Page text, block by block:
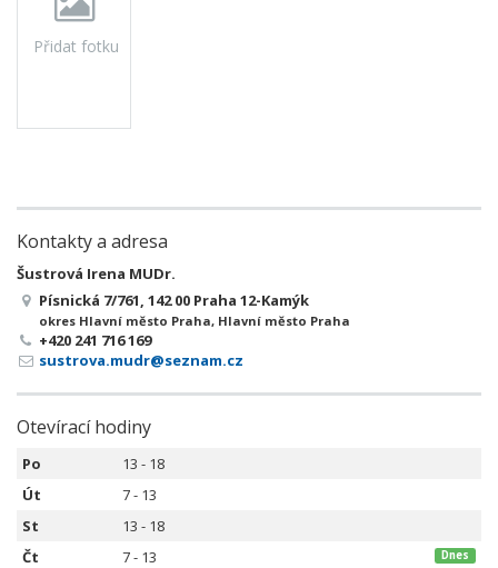
Přidat fotku
Kontakty a adresa
Šustrová Irena MUDr.
Písnická 7/761, 142 00 Praha 12-Kamýk
okres Hlavní město Praha, Hlavní město Praha
+420 241 716 169
sustrova.mudr@seznam.cz
Otevírací hodiny
Po
13 - 18
Út
7 - 13
St
13 - 18
Čt
7 - 13 Dnes